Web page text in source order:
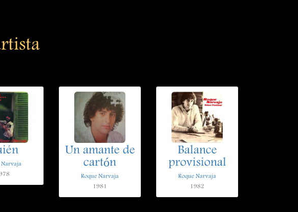
Narvaja
Un amante de
cartón
Roque Narvaja
1981
Balance
provisional
Roque Narvaja
1982